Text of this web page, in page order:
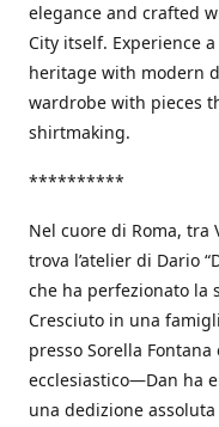
elegance and crafted
City itself. Experience
heritage with modern
wardrobe with pieces
shirtmaking.
**********
Nel cuore di Roma, tra
trova l’atelier di Dario
che ha perfezionato la
Cresciuto in una
presso Sorella
ecclesiastico—Dan ha
una dedizione